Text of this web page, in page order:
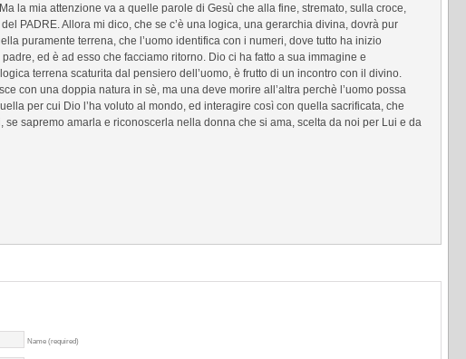
la mia attenzione va a quelle parole di Gesù che alla fine, stremato, sulla croce,
PADRE. Allora mi dico, che se c’è una logica, una gerarchia divina, dovrà pur
puramente terrena, che l’uomo identifica con i numeri, dove tutto ha inizio
padre, ed è ad esso che facciamo ritorno. Dio ci ha fatto a sua immagine e
terrena scaturita dal pensiero dell’uomo, è frutto di un incontro con il divino.
con una doppia natura in sè, ma una deve morire all’altra perchè l’uomo possa
per cui Dio l’ha voluto al mondo, ed interagire così con quella sacrificata, che
se sapremo amarla e riconoscerla nella donna che si ama, scelta da noi per Lui e da
Name (required)